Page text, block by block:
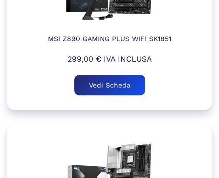
MSI Z890 GAMING PLUS WIFI SK1851
299,00 €IVA INCLUSA
Vedi Scheda